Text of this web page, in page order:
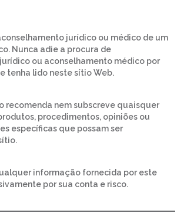
jurídico ou médico de um
Nunca adie a procura de
ou aconselhamento médico por
tenha lido neste sítio Web.
recomenda nem subscreve quaisquer
procedimentos, opiniões ou
específicas que possam ser
informação fornecida por este
por sua conta e risco.